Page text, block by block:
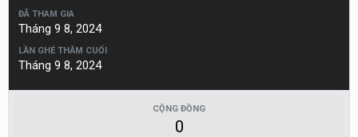
ĐÃ THAM GIA
Tháng 9 8, 2024
LẦN GHÉ THĂM CUỐI
Tháng 9 8, 2024
CỘNG ĐỒNG
0